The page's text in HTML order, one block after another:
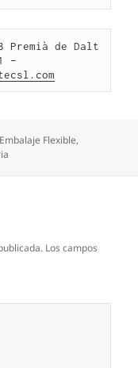
Premià de Dalt
–
Categorías
Embalaje Flexible,
Los campos